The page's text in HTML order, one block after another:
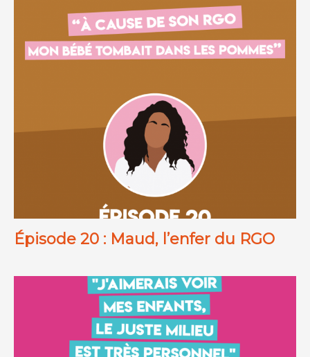
Épisode 20 : Maud, l’enfer du RGO